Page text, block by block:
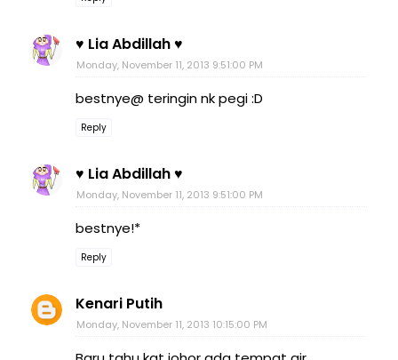
♥ Lia Abdillah ♥
Monday, November 11, 2013 9:51:00 PM
bestnye@ teringin nk pegi :D
Reply
♥ Lia Abdillah ♥
Monday, November 11, 2013 9:51:00 PM
bestnye!*
Reply
Kenari Putih
Monday, November 11, 2013 10:15:00 PM